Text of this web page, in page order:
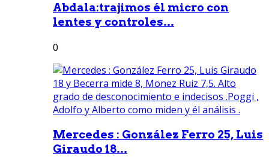
Abdala:trajimos él micro con
lentes y controles...
0
Mercedes : González Ferro 25, Luis
Giraudo 18...